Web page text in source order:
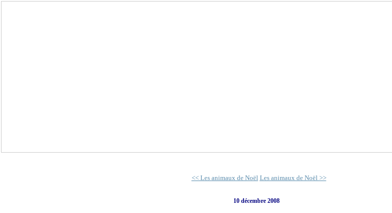
<< Les animaux de Noël Les animaux de Noël >>
10 décembre 2008